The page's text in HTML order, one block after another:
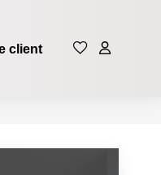
client